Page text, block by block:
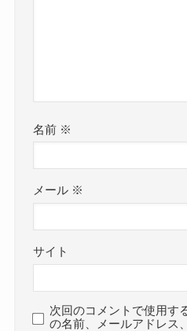
名前 ※
メール ※
サイト
次回のコメントで使用す
の名前、メールアドレス